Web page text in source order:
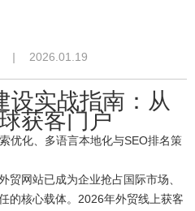
| 2026.01.19
设实战指南：从
获客门户
优化、多语言本地化与SEO排名策
贸网站已成为企业抢占国际市场、
的核心载体。2026年外贸线上获客